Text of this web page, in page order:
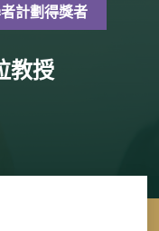
計劃得獎者
教授